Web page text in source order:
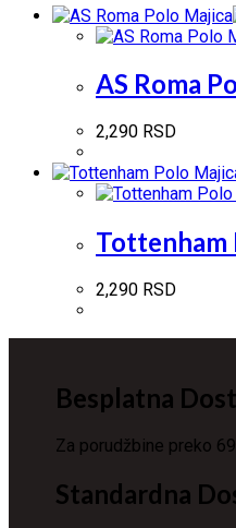
AS Roma
2,290 RSD
Tottenham
2,290 RSD
Besplatna
Za porudžbine preko
Standardna